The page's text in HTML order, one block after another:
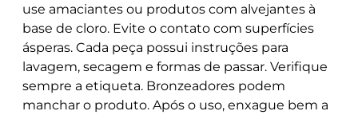
use amaciantes ou produtos com alvejantes à
base de cloro. Evite o contato com superfícies
ásperas. Cada peça possui instruções para
lavagem, secagem e formas de passar. Verifique
sempre a etiqueta. Bronzeadores podem
manchar o produto. Após o uso, enxague bem a